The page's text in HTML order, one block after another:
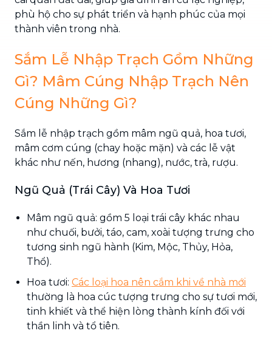
phù hộ cho sự phát triển và hạnh phúc của mọi
thành viên trong nhà.
Sắm Lễ Nhập Trạch Gồm Những
Gì? Mâm Cúng Nhập Trạch Nên
Cúng Những Gì?
Sắm lễ nhập trạch gồm mâm ngũ quả, hoa tươi,
mâm cơm cúng (chay hoặc mặn) và các lễ vật
khác như nến, hương (nhang), nước, trà, rượu.
Ngũ Quả (Trái Cây) Và Hoa Tươi
Mâm ngũ quả: gồm 5 loại trái cây khác nhau
như chuối, bưởi, táo, cam, xoài tượng trưng cho
tương sinh ngũ hành (Kim, Mộc, Thủy, Hỏa,
Thổ).
Hoa tươi: Các loại hoa nên cắm khi về nhà mới
thường là hoa cúc tượng trưng cho sự tươi mới,
tinh khiết và thể hiện lòng thành kính đối với
thần linh và tổ tiên.